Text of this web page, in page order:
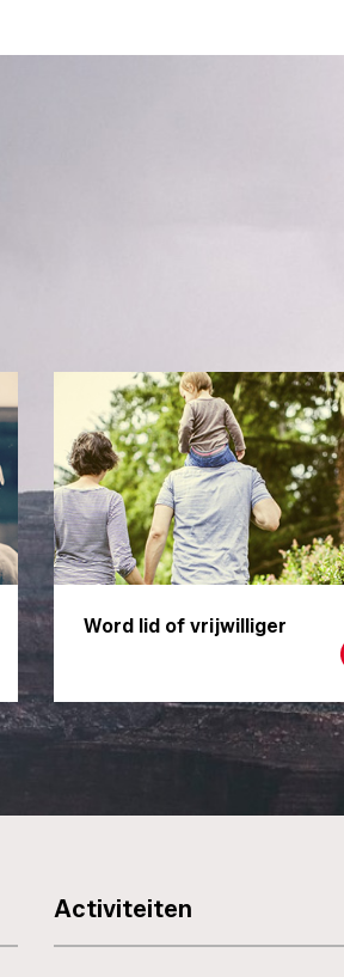
Word lid of vrijwilliger
Activiteiten